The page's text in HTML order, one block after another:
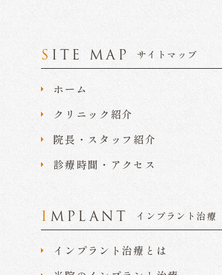
SITE MAP サイトマップ
ホーム
クリニック紹介
院長・スタッフ紹介
診療時間・アクセス
IMPLANT インプラント治療
インプラント治療とは